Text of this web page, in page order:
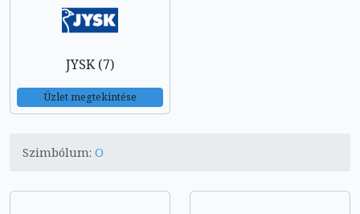
JYSK (7)
Üzlet megtekintése
Szimbólum: O